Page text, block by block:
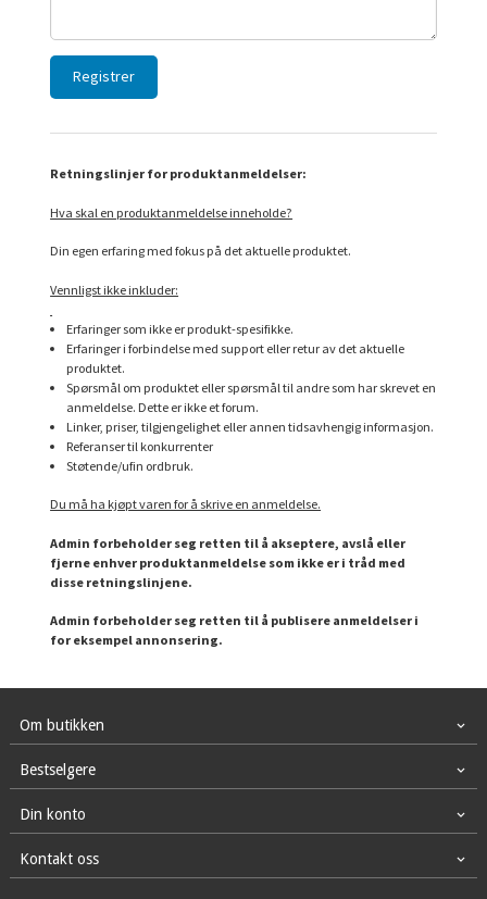
Retningslinjer for produktanmeldelser:
Hva skal en produktanmeldelse inneholde?
Din egen erfaring med fokus på det aktuelle produktet.
Vennligst ikke inkluder:
Erfaringer som ikke er produkt-spesifikke.
Erfaringer i forbindelse med support eller retur av det aktuelle
produktet.
Spørsmål om produktet eller spørsmål til andre som har skrevet en
anmeldelse. Dette er ikke et forum.
Linker, priser, tilgjengelighet eller annen tidsavhengig informasjon.
Referanser til konkurrenter
Støtende/ufin ordbruk.
Du må ha kjøpt varen for å skrive en anmeldelse.
Admin forbeholder seg retten til å akseptere, avslå eller
fjerne enhver produktanmeldelse som ikke er i tråd med
disse retningslinjene.
Admin forbeholder seg retten til å publisere anmeldelser i
for eksempel annonsering.
Om butikken
Bestselgere
Din konto
Kontakt oss